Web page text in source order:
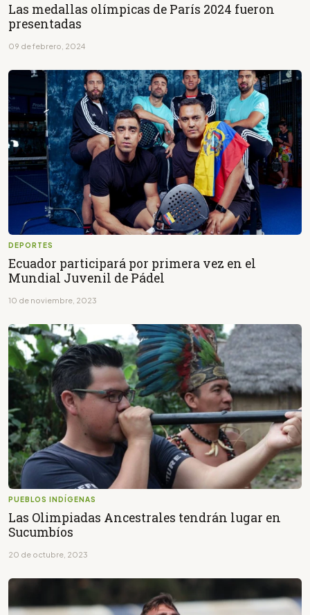
Las medallas olímpicas de París 2024 fueron
presentadas
09 de febrero, 2024
DEPORTES
Ecuador participará por primera vez en el
Mundial Juvenil de Pádel
10 de noviembre, 2023
PUEBLOS INDÍGENAS
Las Olimpiadas Ancestrales tendrán lugar en
Sucumbíos
20 de octubre, 2023